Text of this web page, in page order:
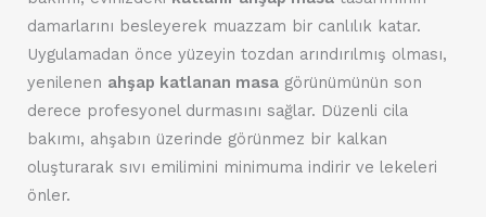
damarlarını besleyerek muazzam bir canlılık katar.
Uygulamadan önce yüzeyin tozdan arındırılmış olması,
yenilenen ahşap katlanan masa görünümünün son
derece profesyonel durmasını sağlar. Düzenli cila
bakımı, ahşabın üzerinde görünmez bir kalkan
oluşturarak sıvı emilimini minimuma indirir ve lekeleri
önler.